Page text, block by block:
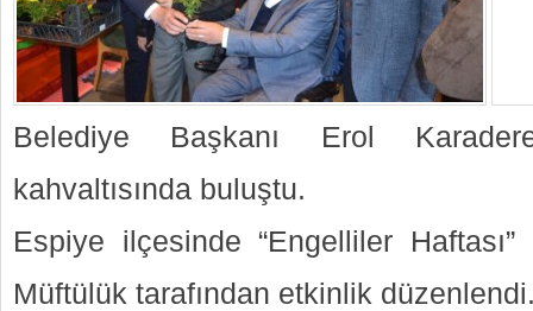
Belediye Başkanı Erol
kahvaltısında buluştu.
Espiye ilçesinde “Engelliler
Müftülük tarafından etkinlik